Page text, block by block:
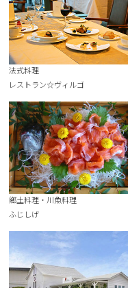
法式料理
レストラン☆ヴィルゴ
鄉土料理・川魚料理
ふじしげ